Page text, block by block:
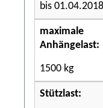
bis 01.04.2018
maximale
Anhängelast:
1500 kg
Stützlast: